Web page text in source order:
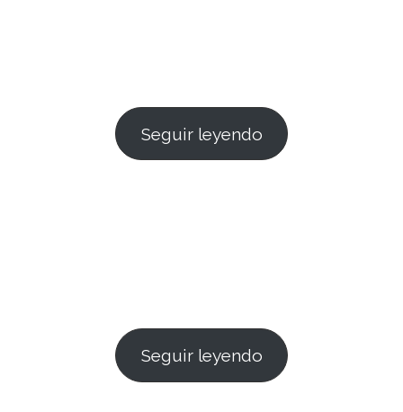
Seguir leyendo
Seguir leyendo